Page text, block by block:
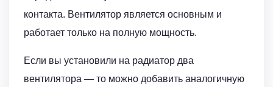
контакта. Вентилятор является основным и
работает только на полную мощность.
Если вы установили на радиатор два
вентилятора — то можно добавить аналогичную